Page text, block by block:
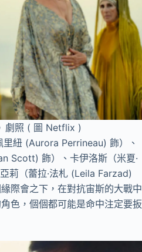
劇照 ( 圖 Netflix )
里紐 (Aurora Perrineau) 飾）、
Scott) 飾）、卡伊洛斯（米夏·
莉（蕾拉·法札 (Leila Farzad)
際會之下，在對抗宙斯的大戰中
色，個個都可能是命中注定要扳